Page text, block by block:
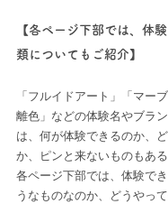
【各ページ下部では、体
類についてもご紹介】
「フルイドアート」「マー
離色」などの体験名やブラ
は、何が体験できるのか、
か、ピンと来ないものもある
各ページ下部では、体験で
うなものなのか、どうやっ